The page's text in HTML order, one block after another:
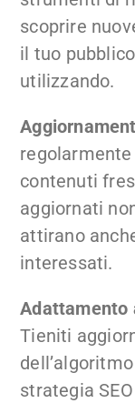
scoprire
il tuo
utilizzando.
contenuti
aggiornati
attirano
interessati.
Adattamento
Tieniti
strategia